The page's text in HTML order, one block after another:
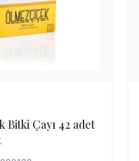
Bitki Çayı 42 adet